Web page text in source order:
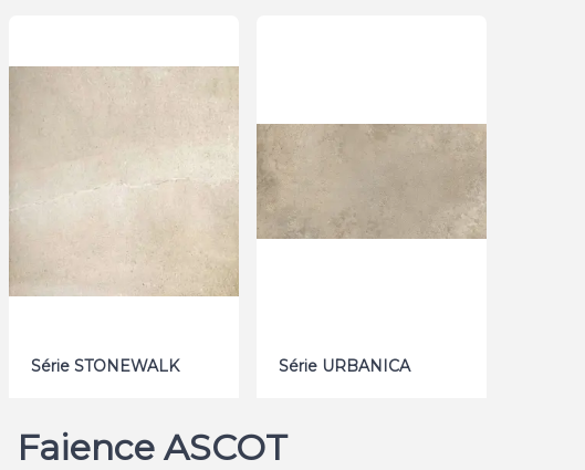
Série STONEWALK Série URBANICA
Faience ASCOT